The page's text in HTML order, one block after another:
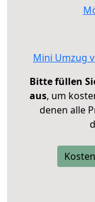
Mini Umzug
Bitte füllen
aus, um
denen alle